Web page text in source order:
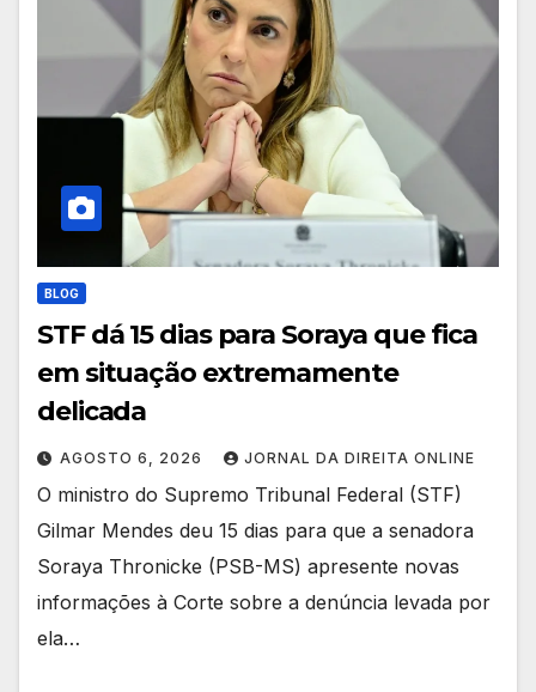
BLOG
STF dá 15 dias para Soraya que fica
em situação extremamente
delicada
AGOSTO 6, 2026 JORNAL DA DIREITA ONLINE
O ministro do Supremo Tribunal Federal (STF)
Gilmar Mendes deu 15 dias para que a senadora
Soraya Thronicke (PSB-MS) apresente novas
informações à Corte sobre a denúncia levada por
ela…